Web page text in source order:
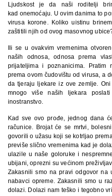
Ljudskost je da naši roditelji
kad onemoćaju. U ovim danima to
virusa korone. Koliko uistinu
zaštitili njih od ovog masovnog
Ili se u ovakvim vremenima
naših odnosa, odnosa prema
prijateljima i poznanicima.
prema ovom čudovištu od virusa, a
da tjeraju ljekare iz ove zemlje.
mnogo više naših ljekara
inostranstvo.
Kad sve ovo prođe, jednog dana
računice. Brojat će se mrtvi,
govorili o užasu koji se kotrljao
previše slično vremenima kad je
ulazile u naše goloruke i
ubijani, oprezni su većinom
Zakasnili smo na pravi odgovor na
nabavci opreme. Zakasnili smo u
dolazi. Dolazi nam teško i tegobno